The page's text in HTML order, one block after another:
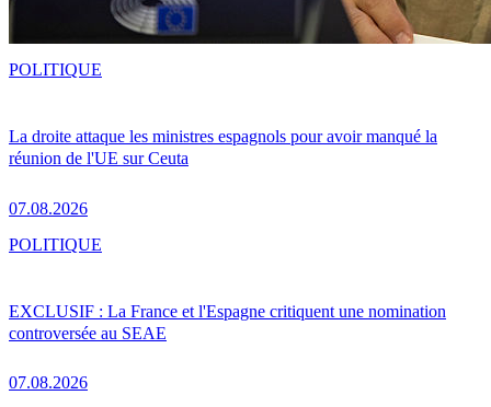
La droite attaque les ministres espagnols pour avoir manqué la
réunion de l'UE sur Ceuta
07.08.2026
POLITIQUE
EXCLUSIF : La France et l'Espagne critiquent une nomination
controversée au SEAE
07.08.2026
POLITIQUE